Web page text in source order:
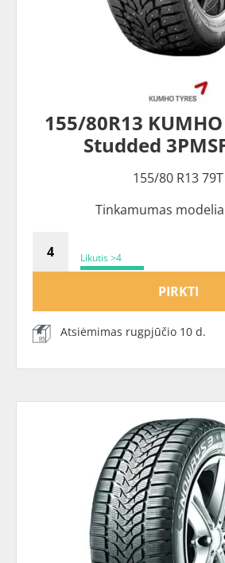
155/80R13
Studded
155/80 R13 79T
Tinkamumas
Likutis >4
PIRKTI
Atsiėmimas rugpjūčio 10 d.